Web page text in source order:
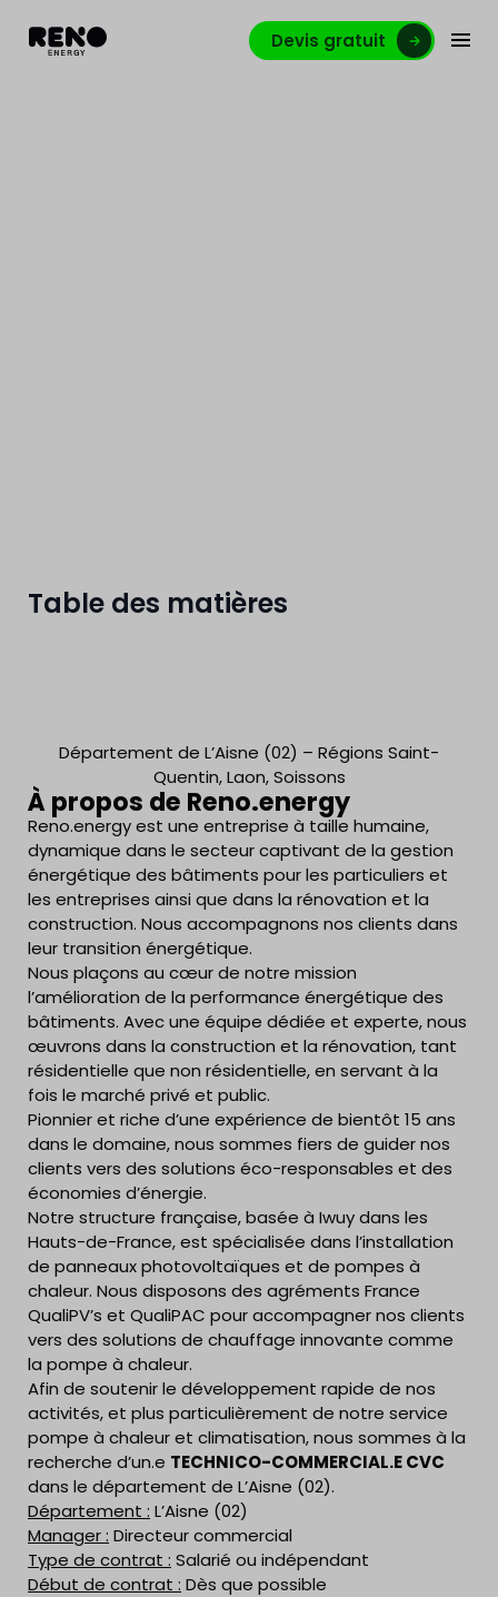
Devis gratuit
Table des matières
Département de L’Aisne (02) – Régions Saint-
Quentin, Laon, Soissons
À propos de Reno.energy
Reno.energy est une entreprise à taille humaine,
dynamique dans le secteur captivant de la gestion
énergétique des bâtiments pour les particuliers et
les entreprises ainsi que dans la rénovation et la
construction. Nous accompagnons nos clients dans
leur transition énergétique.
Nous plaçons au cœur de notre mission
l’amélioration de la performance énergétique des
bâtiments. Avec une équipe dédiée et experte, nous
œuvrons dans la construction et la rénovation, tant
résidentielle que non résidentielle, en servant à la
fois le marché privé et public.
Pionnier et riche d’une expérience de bientôt 15 ans
dans le domaine, nous sommes fiers de guider nos
clients vers des solutions éco-responsables et des
économies d’énergie.
Notre structure française, basée à Iwuy dans les
Hauts-de-France, est spécialisée dans l’installation
de panneaux photovoltaïques et de pompes à
chaleur. Nous disposons des agréments France
QualiPV’s et QualiPAC pour accompagner nos clients
vers des solutions de chauffage innovante comme
la pompe à chaleur.
Afin de soutenir le développement rapide de nos
activités, et plus particulièrement de notre service
pompe à chaleur et climatisation, nous sommes à la
recherche d’un.e TECHNICO-COMMERCIAL.E CVC
dans le département de L’Aisne (02).
Département : L’Aisne (02)
Manager : Directeur commercial
Type de contrat : Salarié ou indépendant
Début de contrat : Dès que possible